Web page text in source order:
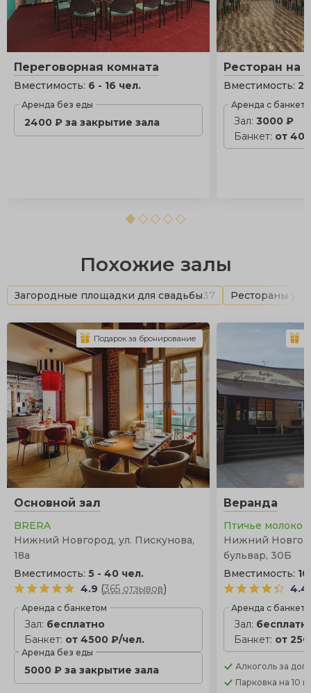
Переговорная комната
Вместимость: 6 - 16 чел.
Аренда без еды
2400 ₽ за закрытие зала
Ресторан на
Вместимость:
Аренда с
Зал:3000 ₽
Банкет: от
Похожие залы
Загородные площадки для свадьбы37 Рестораны у
Основной зал
BRERA
Нижний Новгород, ул. Пискунова,
18а
Вместимость: 5 - 40 чел.
4.9 (365 отзывов)
Аренда с банкетом
Зал: бесплатно
Банкет: от 4500 ₽/чел.
Аренда без еды
5000 ₽ за закрытие зала
Подарок за бронирование
Веранда
Птичье молоко
Нижний
бульвар, 30Б
Вместимость:
4.4
Аренда с
Зал:
Банкет: от
Алкоголь за
Парковка на 10